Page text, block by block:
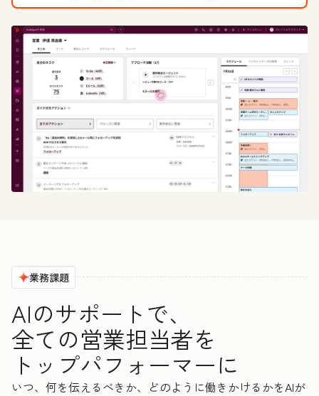
業務課題
AIのサポートで、
全ての営業担当者を
トップパフォーマーに
いつ、何を伝えるべきか、どのように働きかけるかをAIが